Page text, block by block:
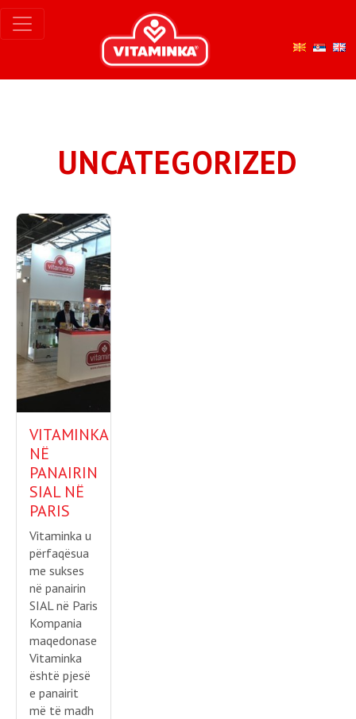
UNCATEGORIZED
VITAMINKA
NË
PANAIRIN
SIAL NË
PARIS
Vitaminka u
përfaqësua
me sukses
në panairin
SIAL në Paris
Kompania
maqedonase
Vitaminka
është pjesë
e panairit
më të madh